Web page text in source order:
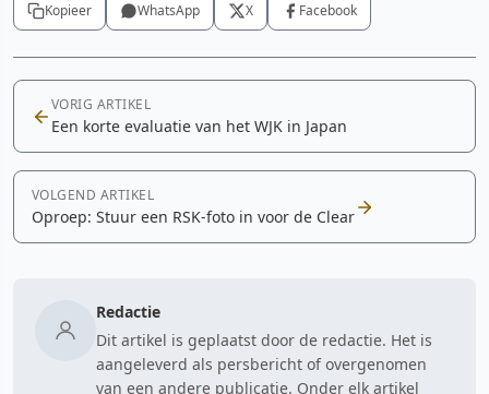
Kopieer WhatsApp X Facebook
VORIG ARTIKEL
Een korte evaluatie van het WJK in Japan
VOLGEND ARTIKEL
Oproep: Stuur een RSK-foto in voor de Clear
Redactie
Dit artikel is geplaatst door de redactie. Het is
aangeleverd als persbericht of overgenomen
van een andere publicatie. Onder elk artikel